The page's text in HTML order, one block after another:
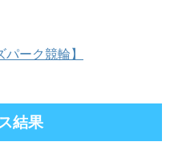
ーク競輪】
結果